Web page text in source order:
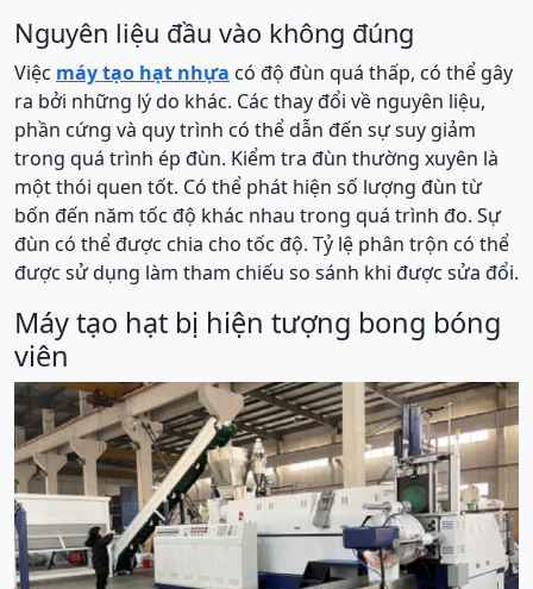
Nguyên liệu đầu vào không đúng
Việc máy tạo hạt nhựa có độ đùn quá thấp, có thể gây
ra bởi những lý do khác. Các thay đổi về nguyên liệu,
phần cứng và quy trình có thể dẫn đến sự suy giảm
trong quá trình ép đùn. Kiểm tra đùn thường xuyên là
một thói quen tốt. Có thể phát hiện số lượng đùn từ
bốn đến năm tốc độ khác nhau trong quá trình đo. Sự
đùn có thể được chia cho tốc độ. Tỷ lệ phân trộn có thể
được sử dụng làm tham chiếu so sánh khi được sửa đổi.
Máy tạo hạt bị hiện tượng bong bóng
viên